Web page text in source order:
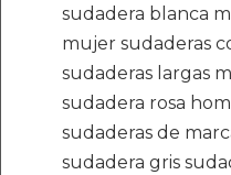
sudadera blanca
mujer sudaderas
sudaderas largas
sudadera rosa
sudaderas de
sudadera gris